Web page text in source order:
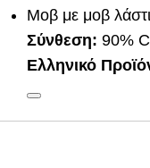
Μοβ με μοβ
Σύνθεση: 90%
Ελληνικό